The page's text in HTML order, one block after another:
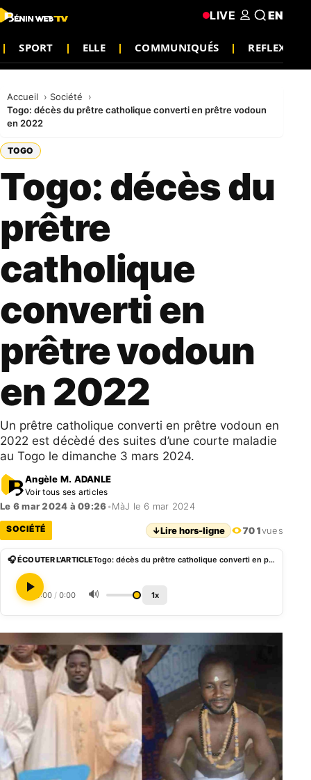
SPORT ELLE COMMUNIQUÉS REFLEXION
LIVE EN
Accueil
Société
Togo: décès du prêtre catholique converti en prêtre vodoun
en 2022
TOGO
Togo: décès du
prêtre
catholique
converti en
prêtre vodoun
en 2022
Un prêtre catholique converti en prêtre vodoun en
2022 est décèdé des suites d’une courte maladie
au Togo le dimanche 3 mars 2024.
Angèle M. ADANLE
Voir tous ses articles
Le 6 mar 2024 à 09:26•MàJ le 6 mar 2024
SOCIÉTÉ ↓Lire hors-ligne 701vues
🎧 ÉCOUTER L'ARTICLE Togo: décès du prêtre catholique converti en prêtre vodoun en 2022
0:00 / 0:00 🔊 1x